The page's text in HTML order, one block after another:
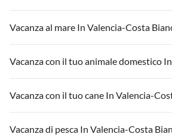
Vacanza al mare In Valencia-Costa
Vacanza con il tuo cane In Valencia-
Vacanza di pesca In Valencia-Costa